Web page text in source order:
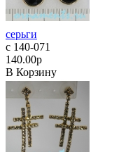
серьги
с 140-071
140.00р
В Корзину